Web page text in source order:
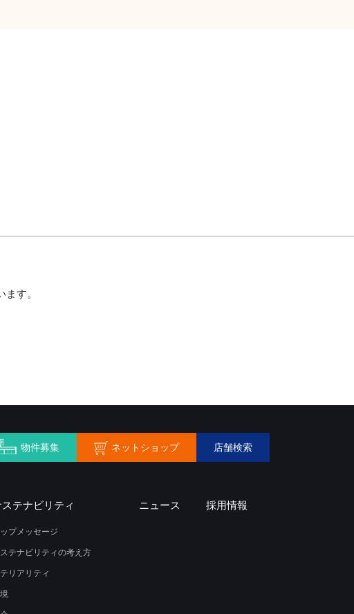
す。
物件募集 ネットショップ 店舗検索
テナビリティ
ップメッセージ
テナビリティの考え方
リアリティ
ニュース 採用情報